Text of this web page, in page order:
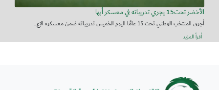
الأخضر تحت15 يجري تدريباته في معسكر أبها
أجرى المنتخب الوطني تحت 15 عامًا اليوم الخميس تدريباته ضمن معسكره الإع...
أقرأ المزيد